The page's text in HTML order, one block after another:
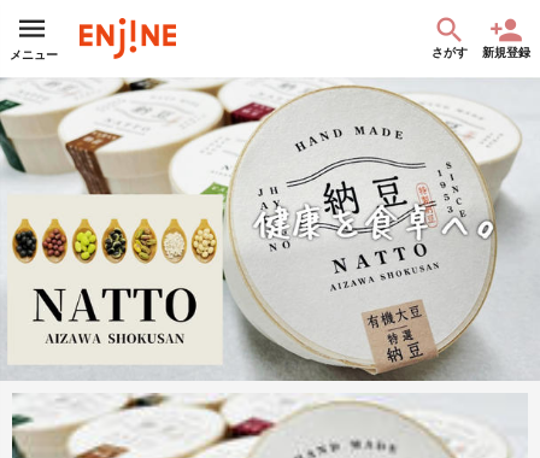
メニュー さがす 新規登録